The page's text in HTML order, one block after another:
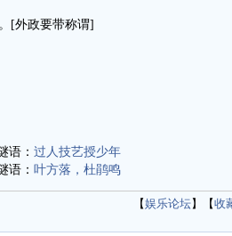
外政要带称谓]
语： 过人技艺授少年
语： 叶方落，杜鹃鸣
【娱乐论坛】【收